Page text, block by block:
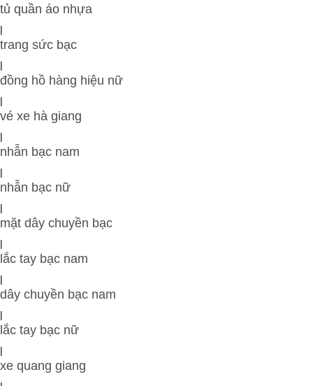
tủ quần áo nhựa
|
trang sức bạc
|
đồng hồ hàng hiệu nữ
|
vé xe hà giang
|
nhẫn bạc nam
|
nhẫn bạc nữ
|
mặt dây chuyền bạc
|
lắc tay bạc nam
|
dây chuyền bạc nam
|
lắc tay bạc nữ
|
xe quang giang